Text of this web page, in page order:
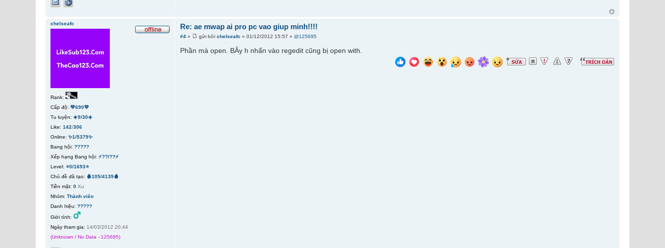
Re: ae mwap ai pro pc vao giup minh!!!!
#4 » gửi bởichelseafc » 01/12/2012 15:57 »@125695
Phần mà open. BÂy h nhấn vào regedit cũng bị open with.
chelseafc
Rank:
Cấp độ: 💚690💚
Tu luyện: ☀️9/30☀️
Like: 142/306
Online: ✨1/5379✨
Bang hội: ?????
Xếp hạng Bang hội: ⚡??/??⚡
Level: ⭐0/1693⭐
Chủ đề đã tạo: 🩸105/4139🩸
Tiền mặt: 0 Xu
Nhóm: Thành viên
Danh hiệu: ?????
Giới tính:
Ngày tham gia: 14/03/2012 20:44
(Unknown / No Data - 125695)